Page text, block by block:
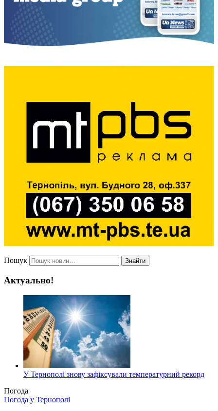
Пошук Знайти
Актуально!
У Тернополі знову зафіксували температурний рекорд
Погода
Погода у Тернополі